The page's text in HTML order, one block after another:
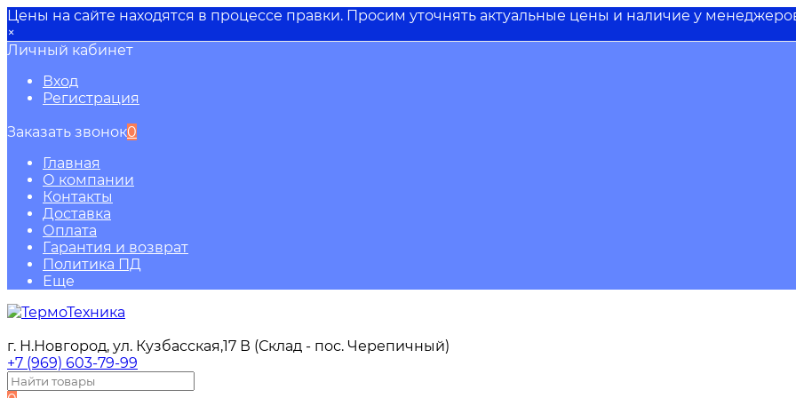
Цены на сайте находятся в процессе правки. Просим уточнять актуальные цены и наличие у
×
Личный кабинет
Вход
Регистрация
Заказать звонок0
Главная
О компании
Контакты
Доставка
Оплата
Гарантия и возврат
Политика ПД
Еще
г. Н.Новгород, ул. Кузбасская,17 В (Склад - пос. Черепичный)
+7 (969) 603-79-99